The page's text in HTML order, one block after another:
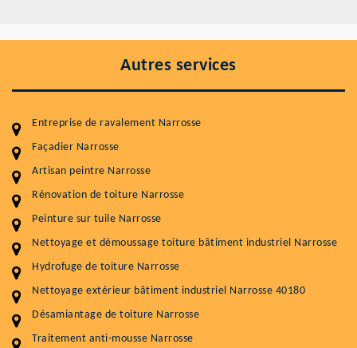
Autres services
Entreprise de ravalement Narrosse
Façadier Narrosse
Artisan peintre Narrosse
Rénovation de toiture Narrosse
Peinture sur tuile Narrosse
Nettoyage et démoussage toiture bâtiment industriel Narrosse
Hydrofuge de toiture Narrosse
Nettoyage extérieur bâtiment industriel Narrosse 40180
Désamiantage de toiture Narrosse
Traitement anti-mousse Narrosse
Entretenir votre toiture, c'est préserver sa
durabilité
Plus de 15 ans d'expérience en couverture et facade
Service
Nettoyageb toiture
Démoussage toiture